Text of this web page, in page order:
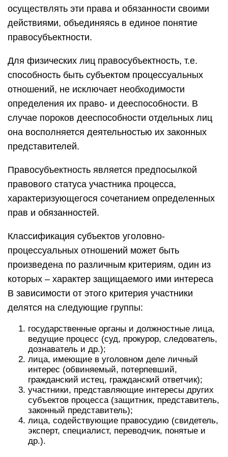
осуществлять эти права и обязанности своими
действиями, объединяясь в единое понятие
правосубъектности.
Для физических лиц правосубъектность, т.е.
способность быть субъектом процессуальных
отношений, не исключает необходимости
определения их право- и дееспособности. В
случае пороков дееспособности отдельных лиц
она восполняется деятельностью их законных
представителей.
Правосубъектность является предпосылкой
правового статуса участника процесса,
характеризующегося сочетанием определенных
прав и обязанностей.
Классификация субъектов уголовно-
процессуальных отношений может быть
произведена по различным критериям, один из
которых – характер защищаемого ими интереса
В зависимости от этого критерия участники
делятся на следующие группы:
государственные органы и должностные лица,
ведущие процесс (суд, прокурор, следователь,
дознаватель и др.);
лица, имеющие в уголовном деле личный
интерес (обвиняемый, потерпевший,
гражданский истец, гражданский ответчик);
участники, представляющие интересы других
субъектов процесса (защитник, представитель,
законный представитель);
лица, содействующие правосудию (свидетель,
эксперт, специалист, переводчик, понятые и
др.).